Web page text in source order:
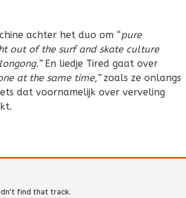
achter het duo om “pure
out of the surf and skate culture
En liedje Tired gaat over
at the same time,”zoals ze onlangs
dat voornamelijk over verveling